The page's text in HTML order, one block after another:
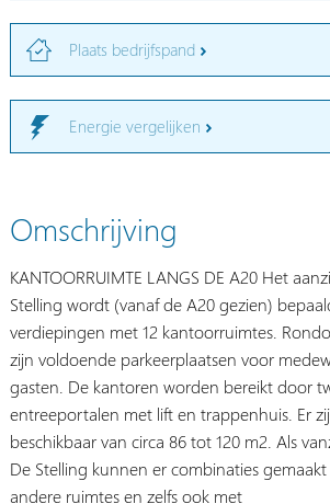
Plaats bedrijfspand
Energie vergelijken
Omschrijving
KANTOORRUIMTE LANGS DE A20 Het
Stelling wordt (vanaf de A20 gezien)
verdiepingen met 12 kantoorruimtes.
zijn voldoende parkeerplaatsen voor
gasten. De kantoren worden bereikt door
entreeportalen met lift en trappenhuis. Er
beschikbaar van circa 86 tot 120 m2. Als
De Stelling kunnen er combinaties
andere ruimtes en zelfs ook met